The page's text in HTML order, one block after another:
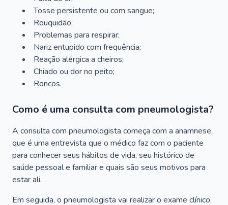
Tosse persistente ou com sangue;
Rouquidão;
Problemas para respirar;
Nariz entupido com frequência;
Reação alérgica a cheiros;
Chiado ou dor no peito;
Roncos.
Como é uma consulta com pneumologista?
A consulta com pneumologista começa com a anamnese,
que é uma entrevista que o médico faz com o paciente
para conhecer seus hábitos de vida, seu histórico de
saúde pessoal e familiar e quais são seus motivos para
estar ali.
Em seguida, o pneumologista vai realizar o exame clínico,